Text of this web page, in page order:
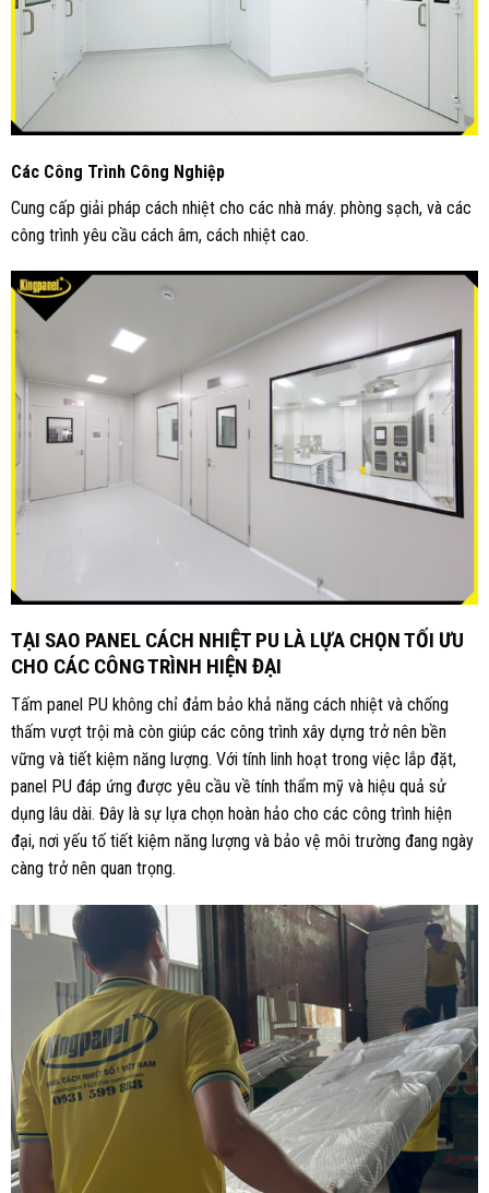
Các Công Trình Công Nghiệp
Cung cấp giải pháp cách nhiệt cho các nhà máy. phòng sạch, và các
công trình yêu cầu cách âm, cách nhiệt cao.
TẠI SAO PANEL CÁCH NHIỆT PU LÀ LỰA CHỌN TỐI ƯU
CHO CÁC CÔNG TRÌNH HIỆN ĐẠI
Tấm panel PU không chỉ đảm bảo khả năng cách nhiệt và chống
thấm vượt trội mà còn giúp các công trình xây dựng trở nên bền
vững và tiết kiệm năng lượng. Với tính linh hoạt trong việc lắp đặt,
panel PU đáp ứng được yêu cầu về tính thẩm mỹ và hiệu quả sử
dụng lâu dài. Đây là sự lựa chọn hoàn hảo cho các công trình hiện
đại, nơi yếu tố tiết kiệm năng lượng và bảo vệ môi trường đang ngày
càng trở nên quan trọng.